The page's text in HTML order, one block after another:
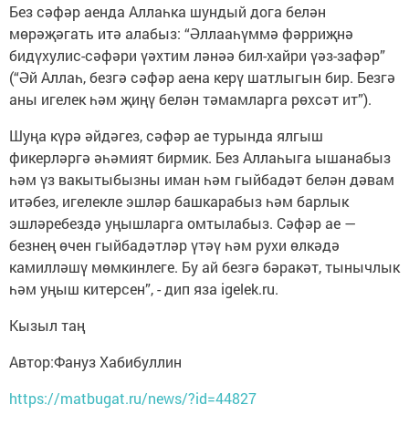
Без сәфәр аенда Аллаһка шундый дога белән
мөрәҗәгать итә алабыз: “Әллааһүммә фәрриҗнә
бидүхулис-сәфәри үәхтим ләнәә бил-хайри үәз-зафәр”
(“Әй Аллаһ, безгә сәфәр аена керү шатлыгын бир. Безгә
аны игелек һәм җиңү белән тәмамларга рөхсәт ит”).
Шуңа күрә әйдәгез, сәфәр ае турында ялгыш
фикерләргә әһәмият бирмик. Без Аллаһыга ышанабыз
һәм үз вакытыбызны иман һәм гыйбадәт белән дәвам
итәбез, игелекле эшләр башкарабыз һәм барлык
эшләребездә уңышларга омтылабыз. Сәфәр ае —
безнең өчен гыйбадәтләр үтәү һәм рухи өлкәдә
камилләшү мөмкинлеге. Бу ай безгә бәракәт, тынычлык
һәм уңыш китерсен”, - дип яза igelek.ru.
Кызыл таң
Автор:Фануз Хабибуллин
https://matbugat.ru/news/?id=44827